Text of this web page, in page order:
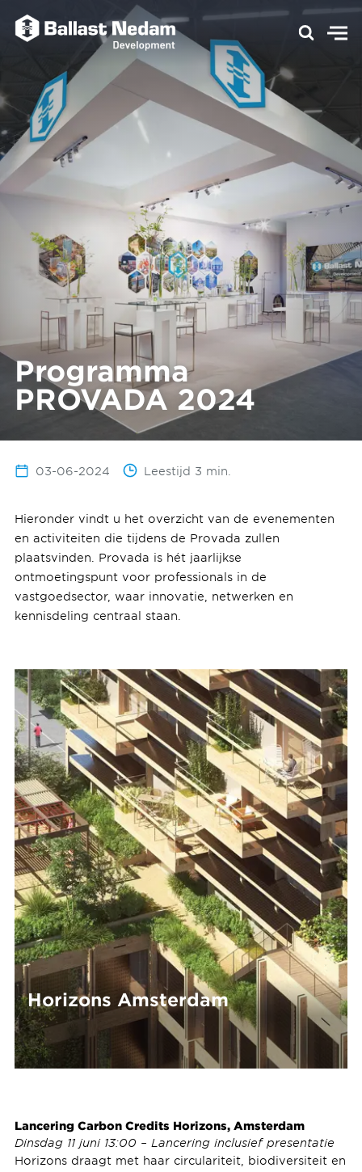
Programma
PROVADA 2024
03-06-2024 Leestijd 3 min.
Hieronder vindt u het overzicht van de evenementen
en activiteiten die tijdens de Provada zullen
plaatsvinden. Provada is hét jaarlijkse
ontmoetingspunt voor professionals in de
vastgoedsector, waar innovatie, netwerken en
kennisdeling centraal staan.
Horizons Amsterdam
Lancering Carbon Credits Horizons, Amsterdam
Dinsdag 11 juni 13:00 – Lancering inclusief presentatie
Horizons draagt met haar circulariteit, biodiversiteit en